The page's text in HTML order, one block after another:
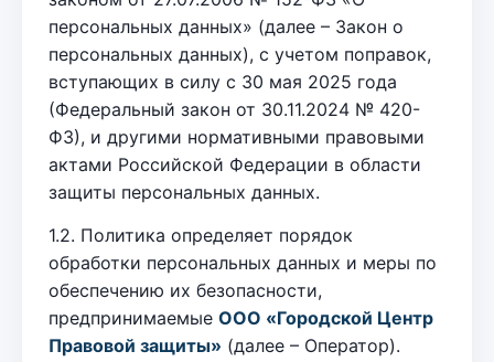
персональных данных» (далее – Закон о
персональных данных), с учетом поправок,
вступающих в силу с 30 мая 2025 года
(Федеральный закон от 30.11.2024 № 420-
ФЗ), и другими нормативными правовыми
актами Российской Федерации в области
защиты персональных данных.
1.2. Политика определяет порядок
обработки персональных данных и меры по
обеспечению их безопасности,
предпринимаемые ООО «Городской Центр
Правовой защиты» (далее – Оператор).